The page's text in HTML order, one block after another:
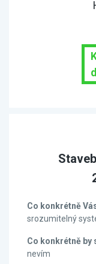
Co konkrétně
srozumitelný
Co konkrétně by
nevím